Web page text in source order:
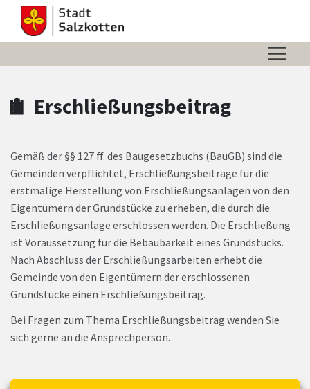
Zum Header
Zum Hauptinhalt
Zum Footer
Zum Hauptinhalt springen
Erschließungsbeitrag
Gemäß der §§ 127 ff. des Baugesetzbuchs (BauGB) sind die
Gemeinden verpflichtet, Erschließungsbeiträge für die
erstmalige Herstellung von Erschließungsanlagen von den
Eigentümern der Grundstücke zu erheben, die durch die
Erschließungsanlage erschlossen werden. Die Erschließung
ist Voraussetzung für die Bebaubarkeit eines Grundstücks.
Nach Abschluss der Erschließungsarbeiten erhebt die
Gemeinde von den Eigentümern der erschlossenen
Grundstücke einen Erschließungsbeitrag.
Bei Fragen zum Thema Erschließungsbeitrag wenden Sie
sich gerne an die Ansprechperson.